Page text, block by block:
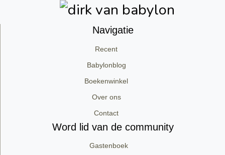
Navigatie
Recent
Babylonblog
Boekenwinkel
Over ons
Contact
Word lid van de community
Gastenboek